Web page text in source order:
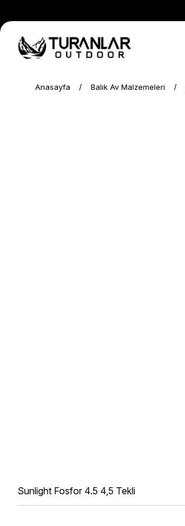
Anasayfa Balık Av Malzemeleri
Sunlight Fosfor 4.5 4,5 Tekli